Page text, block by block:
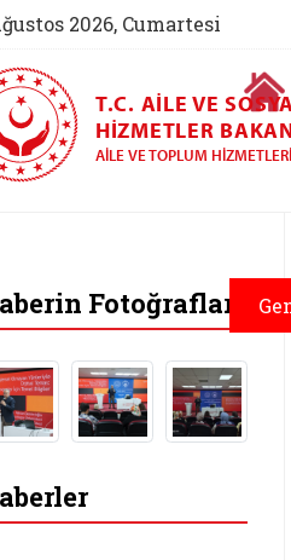
2026, Cumartesi
T.C. AILE VE
HIZMETLER
AILE VE TOPLUM
Fotoğrafları